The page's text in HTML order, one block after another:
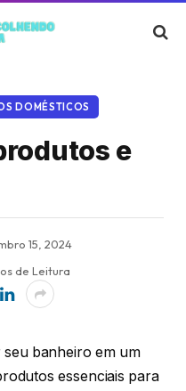
DOMÉSTICOS
e
15, 2024
de Leitura
banheiro em um
essenciais para